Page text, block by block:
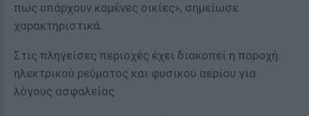
πως υπάρχουν καμένες οικίες», σημείωσε
χαρακτηριστικά.
Στις πληγείσες περιοχές έχει διακοπεί η παροχή
ηλεκτρικού ρεύματος και φυσικού αερίου για
λόγους ασφαλείας.